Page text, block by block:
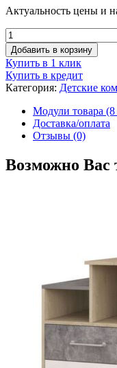
Актуальность цены и
Добавить в корзину
Купить в 1 клик
Купить в кредит
Категория: Детские
Модули товара
Доставка/оплата
Отзывы (0)
Возможно Вас